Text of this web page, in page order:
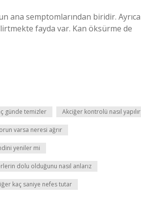
ana semptomlarından biridir. Ayrıca
fayda var. Kan öksürme de
günde temizler Akciğer kontrolü nasıl yapılır
varsa neresi ağrır
yeniler mi
dolu olduğunu nasıl anlarız
kaç saniye nefes tutar